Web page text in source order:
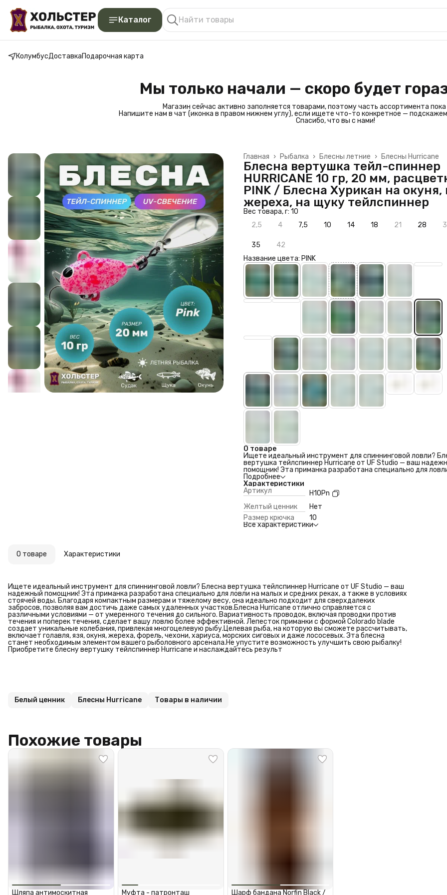
Каталог
КолумбусДоставкаПодарочная карта
Мы только начали — скоро будет
Магазин сейчас активно заполняется товарами, поэтому часть ассортимента
Напишите нам в чат (иконка в правом нижнем углу), если ищете что-то конкретное —
Спасибо, что вы с нами!
Блесны Hurricane
Блесны летние ›
Рыбалка ›
Главная ›
Блесна вертушка тейл-спиннер
HURRICANE 10 гр, 20 мм,
PINK / Блесна Хурикан на окуня,
жереха, на щуку тейлспиннер
Вес товара, г: 10
2,5
4 7,5 10 14 18 21 28
35
42
Название цвета: PINK
О товаре
Ищете идеальный инструмент для спиннинговой ловли?
вертушка тейлспиннер Hurricane от UF Studio — ваш
помощник! Эта приманка разработана специально для
малых и средних реках, а также в условиях стоячей воды.
Благодаря компактным размерам и тяжелому весу, она
подходит для сверхдалеких забросов, позволяя вам достичь
даже самых удаленных участков.Блесна Hurricane отлично
справляется с различными условиями — от умеренного
до сильного. Вариативность проводок, включая проводки
против течения и поперек течения, сделает вашу ловлю
эффективной. Лепесток приманки с формой Colorado blade
Подробнее
Характеристики
Артикул
H10Pn
Желтый ценник
Нет
Размер крючка
10
Все характеристики
О товаре Характеристики
Ищете идеальный инструмент для спиннинговой ловли? Блесна вертушка тейлспиннер Hurricane от UF Studio — ваш
надежный помощник! Эта приманка разработана специально для ловли на малых и средних реках, а также в условиях
стоячей воды. Благодаря компактным размерам и тяжелому весу, она идеально подходит для сверхдалеких
забросов, позволяя вам достичь даже самых удаленных участков.Блесна Hurricane отлично справляется с
различными условиями — от умеренного течения до сильного. Вариативность проводок, включая проводки против
течения и поперек течения, сделает вашу ловлю более эффективной. Лепесток приманки с формой Colorado blade
создает уникальные колебания, привлекая многоцелевую рыбу.Целевая рыба, на которую вы сможете рассчитывать,
включает голавля, язя, окуня, жереха, форель, чехони, хариуса, морских сиговых и даже лососевых. Эта блесна
станет необходимым элементом вашего рыболовного арсенала.Не упустите возможность улучшить свою рыбалку!
Приобретите блесну вертушку тейлспиннер Hurricane и наслаждайтесь результ
Белый ценник Блесны Hurricane Товары в наличии
Похожие товары
Шляпа антимоскитная
Муфта - патронташ
Шарф бандана Norfin Black /